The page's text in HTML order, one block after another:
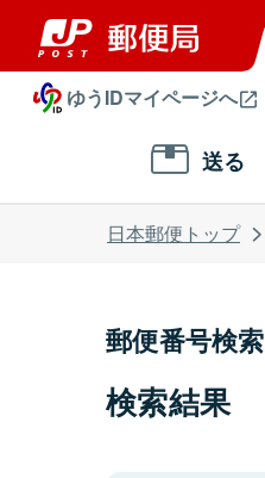
ゆうIDマイページへ
送る
日本郵便トップ
郵便番号検索
検索結果